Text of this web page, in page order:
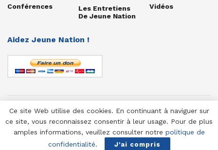
Conférences
Les Entretiens
De Jeune Nation
Vidéos
Aidez Jeune Nation !
© 1958-2025 Jeune Nation
Ce site Web utilise des cookies. En continuant à naviguer sur
ce site, vous reconnaissez consentir à leur usage. Pour de plus
amples informations, veuillez consulter notre politique de
confidentialité. J'ai compris